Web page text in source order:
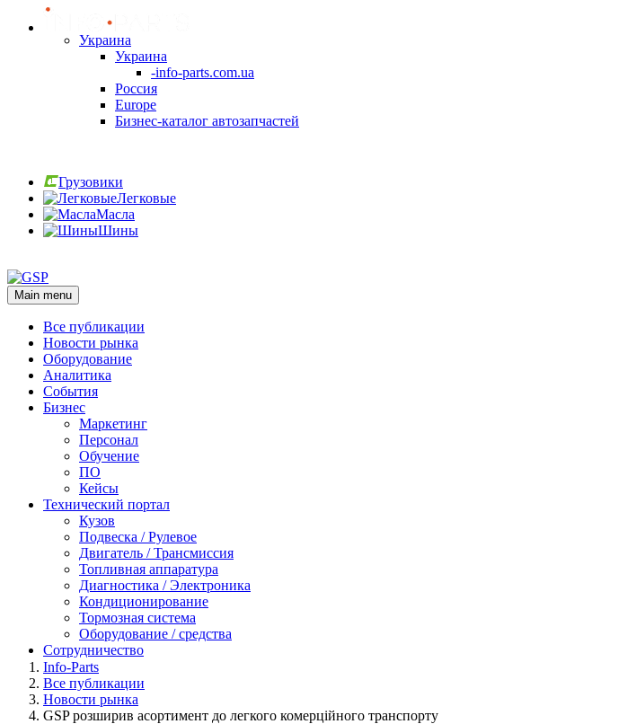
Украина
Украина
-info-parts.com.ua
Россия
Europe
Бизнес-каталог автозапчастей
Грузовики
Легковые
Масла
Шины
Main menu
Все публикации
Новости рынка
Оборудование
Аналитика
События
Бизнес
Маркетинг
Персонал
Обучение
ПО
Кейсы
Технический портал
Кузов
Подвеска / Рулевое
Двигатель / Трансмиссия
Топливная аппаратура
Диагностика / Электроника
Кондиционирование
Тормозная система
Оборудование / средства
Сотрудничество
Info-Parts
Все публикации
Новости рынка
GSP розширив асортимент до легкого комерційного транспорту